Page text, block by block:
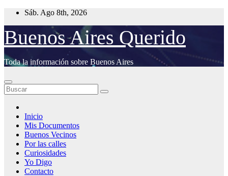
Saltar
contenido
Sáb. Ago 8th, 2026
Buenos Aires Querido
Toda la información sobre Buenos Aires
Inicio
Mis Documentos
Buenos Vecinos
Por las calles
Curiosidades
Yo Digo
Contacto